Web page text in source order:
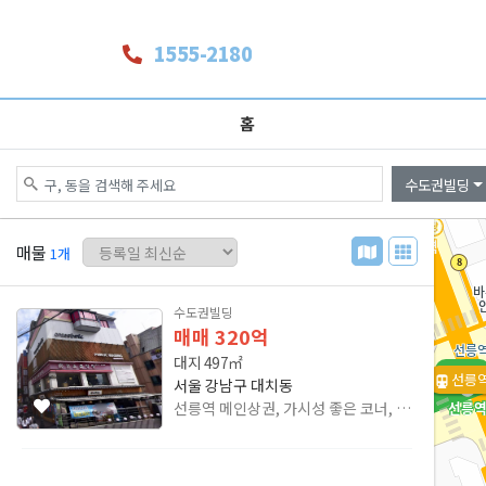
1555-2180
홈
수도권빌딩
선릉
선릉
매물 1개
수도권빌딩
매매 320억
대지 497㎡
서울 강남구 대치동
선릉역 메인상권, 가시성 좋은 코너, 근생+사무실 빌딩